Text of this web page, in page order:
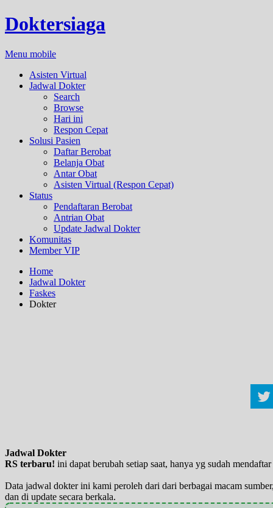
Doktersiaga
Menu mobile
Asisten Virtual
Jadwal Dokter
Search
Browse
Hari ini
Respon Cepat
Solusi Pasien
Daftar Berobat
Belanja Obat
Antar Obat
Asisten Virtual (Respon Cepat)
Status
Pendaftaran Berobat
Antrian Obat
Update Jadwal Dokter
Komunitas
Member VIP
Home
Jadwal Dokter
Faskes
Dokter
Jadwal Dokter
RS terbaru! ini dapat berubah setiap saat, hanya yg sudah
Data jadwal dokter ini kami peroleh dari dari berbagai macam
dan di update secara berkala.